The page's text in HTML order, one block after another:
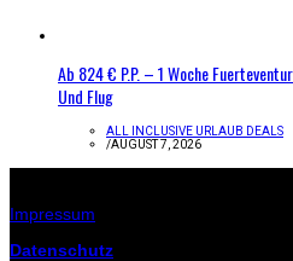
Ab 824 € P.P. – 1 Woche
Und Flug
ALL INCLUSIVE URLAUB DEALS
/AUGUST 7, 2026
Impressum
Datenschutz